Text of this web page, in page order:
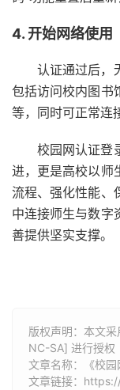
4. 开始网络使用
认证通过后，
包括访问校内图书
等，同时可正常连
校园网认证登
进，更是高校以师
流程、强化性能、
中连接师生与数字
善提供坚实支撑。
版权声明：本文
NC-SA] 进行授权
文章名称：《校园
文章链接：